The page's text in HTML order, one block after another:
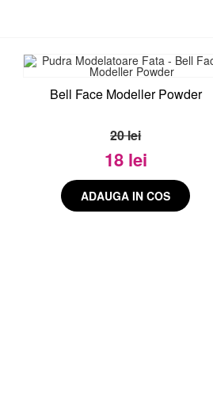
Bell Face Modeller Powder
20 lei
18 lei